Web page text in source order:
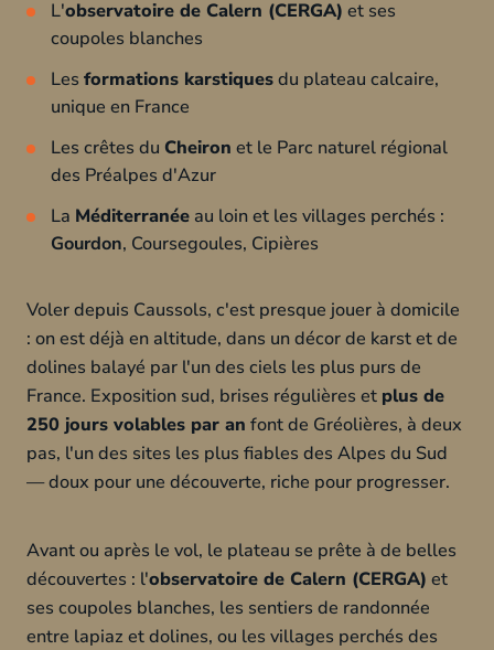
L'observatoire de Calern (CERGA) et ses
coupoles blanches
Les formations karstiquesdu plateau calcaire,
unique en France
Les crêtes du Cheiron et le Parc naturel régional
des Préalpes d'Azur
La Méditerranée au loin et les villages perchés :
Gourdon, Coursegoules, Cipières
Voler depuis Caussols, c'est presque jouer à domicile
: on est déjà en altitude, dans un décor de karst et de
dolines balayé par l'un des ciels les plus purs de
France. Exposition sud, brises régulières et plus de
250 jours volables par an font de Gréolières, à deux
pas, l'un des sites les plus fiables des Alpes du Sud
— doux pour une découverte, riche pour progresser.
Avant ou après le vol, le plateau se prête à de belles
découvertes : l'observatoire de Calern (CERGA) et
ses coupoles blanches, les sentiers de randonnée
entre lapiaz et dolines, ou les villages perchés des